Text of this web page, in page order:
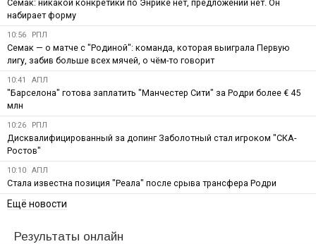
Семак: никакой конкретики по Энрике нет, предложений нет. Он
набирает форму
10:56 РПЛ
Семак — о матче с "Родиной": команда, которая выиграла Первую
лигу, забив больше всех мячей, о чём-то говорит
10:41 АПЛ
"Барселона" готова заплатить "Манчестер Сити" за Родри более € 45
млн
10:26 РПЛ
Дисквалифицированный за допинг Заболотный стал игроком "СКА-
Ростов"
10:10 АПЛ
Стала известна позиция "Реала" после срыва трансфера Родри
Ещё новости
Результаты онлайн